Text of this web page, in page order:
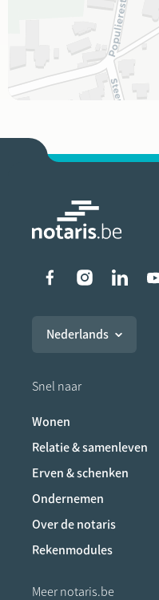
Liens
Nederlands
Snel naar
Wonen
Relatie & samenleven
Erven & schenken
Ondernemen
Over de notaris
Rekenmodules
Meer notaris.be